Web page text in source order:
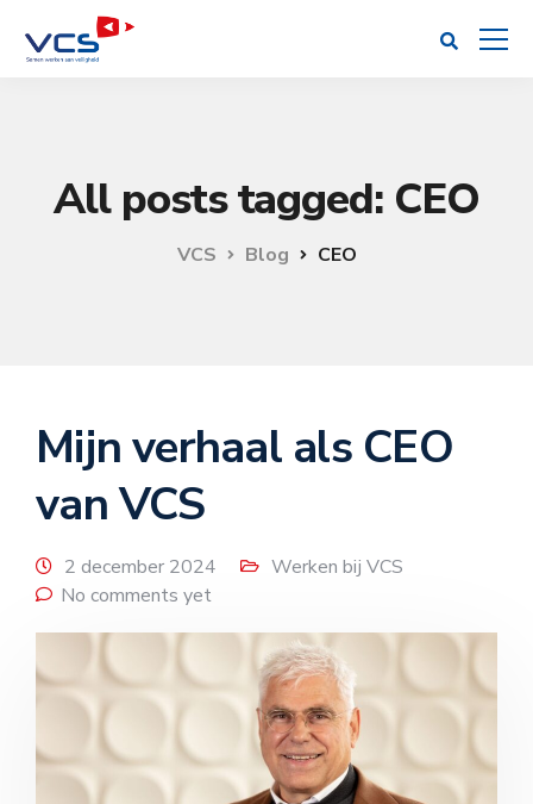
All posts tagged: CEO
VCS Blog CEO
Mijn verhaal als CEO
van VCS
2 december 2024
Werken bij VCS
No comments yet